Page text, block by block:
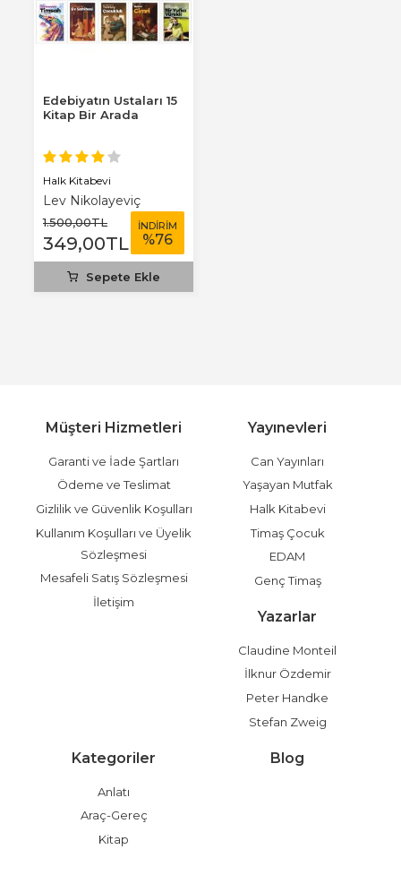
Edebiyatın Ustaları 15
Kitap Bir Arada
Halk Kitabevi
Lev Nikolayeviç
Tolstoy
1.500,00TL
349,00TL
İNDİRİM
%76
Sepete Ekle
Müşteri Hizmetleri
Garanti ve İade Şartları
Ödeme ve Teslimat
Gizlilik ve Güvenlik Koşulları
Kullanım Koşulları ve Üyelik
Sözleşmesi
Mesafeli Satış Sözleşmesi
İletişim
Yayınevleri
Can Yayınları
Yaşayan Mutfak
Halk Kitabevi
Timaş Çocuk
EDAM
Genç Timaş
Yazarlar
Claudine Monteil
İlknur Özdemir
Peter Handke
Stefan Zweig
Kategoriler
Anlatı
Araç-Gereç
Kitap
Blog